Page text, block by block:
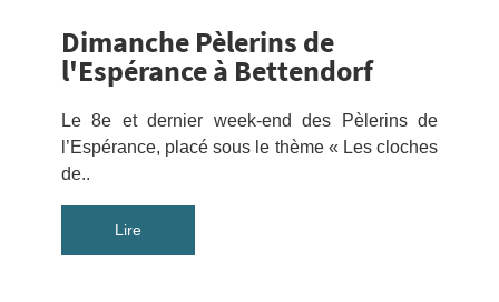
Dimanche Pèlerins de
l'Espérance à Bettendorf
Le 8e et dernier week-end des Pèlerins de
l’Espérance, placé sous le thème « Les cloches
de..